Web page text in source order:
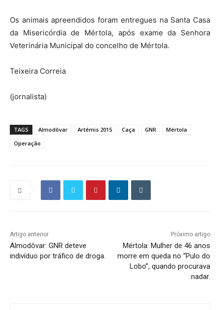
Os animais apreendidos foram entregues na Santa Casa
da Misericórdia de Mértola, após exame da Senhora
Veterinária Municipal do concelho de Mértola.
Teixeira Correia
(jornalista)
TAGS Almodôvar Artémis 2015 Caça GNR
Mértola
Operação
Artigo anterior
Almodôvar: GNR deteve
indivíduo por tráfico de droga.
Próximo artigo
Mértola: Mulher de 46 anos
morre em queda no “Pulo do
Lobo”, quando procurava
nadar.